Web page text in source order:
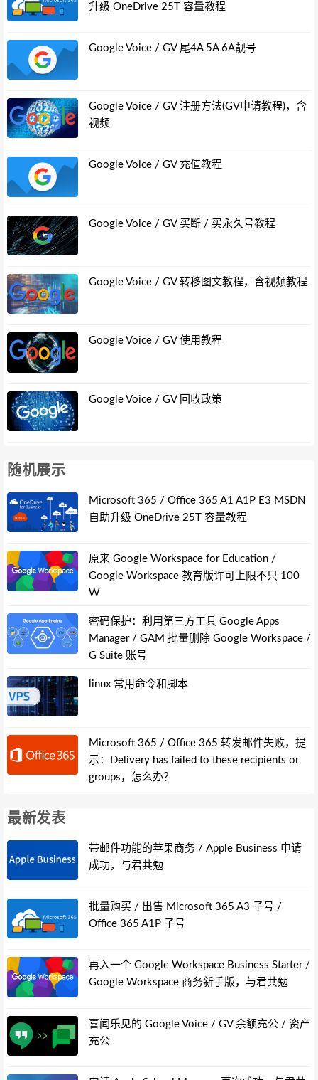
升级 OneDrive 25T 容量教程
Google Voice / GV 尾4A 5A 6A靓号
Google Voice / GV 注册方法(GV申请教程)，含
视频
Google Voice / GV 充值教程
Google Voice / GV 买断 / 买永久号教程
Google Voice / GV 转移图文教程，含视频教程
Google Voice / GV 使用教程
Google Voice / GV 回收政策
随机展示
Microsoft 365 / Office 365 A1 A1P E3 MSDN
自助升级 OneDrive 25T 容量教程
原来 Google Workspace for Education /
Google Workspace 教育版许可上限不只 100
W
密码保护：利用第三方工具 Google Apps
Manager / GAM 批量删除 Google Workspace /
G Suite 账号
linux 常用命令和脚本
Microsoft 365 / Office 365 转发邮件失败，提
示：Delivery has failed to these recipients or
groups，怎么办？
最新发表
带邮件功能的苹果商务 / Apple Business 申请
成功，与君共勉
批量购买 / 出售 Microsoft 365 A3 子号 /
Office 365 A1P 子号
再入一个 Google Workspace Business Starter /
Google Workspace 商务新手版，与君共勉
喜闻乐见的 Google Voice / GV 余额充公 / 资产
充公